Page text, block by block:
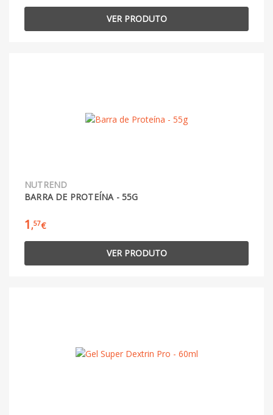
VER PRODUTO
NUTREND
BARRA DE PROTEÍNA - 55G
1 ,57€
VER PRODUTO